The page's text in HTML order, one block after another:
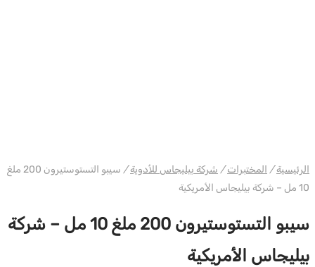
الرئيسية / المختبرات / شركة بيليجاس للأدوية /
سيبو التستوستيرون 200 ملغ
10 مل – شركة بيليجاس الأمريكية
سيبو التستوستيرون 200 ملغ 10 مل – شركة
بيليجاس الأمريكية